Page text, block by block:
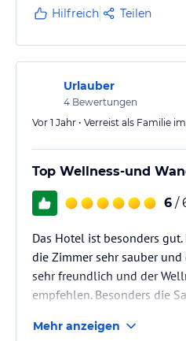
Hilfreich Teilen
Urlauber
4 Bewertungen
Vor 1 Jahr • Verreist als Familie
Top Wellness-und
6 /
Das Hotel ist besonders gut.
die Zimmer sehr sauber
sehr freundlich und der
empfehlen. Besonders die
Massagen sind sehr toll.
Mehr anzeigen